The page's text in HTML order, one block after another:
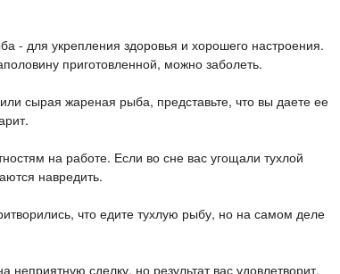
- для укрепления здоровья и хорошего настроения.
приготовленной, можно заболеть.
сырая жареная рыба, представьте, что вы даете ее
на работе. Если во сне вас угощали тухлой
навредить.
что едите тухлую рыбу, но на самом деле
сделку, но результат вас удовлетворит.